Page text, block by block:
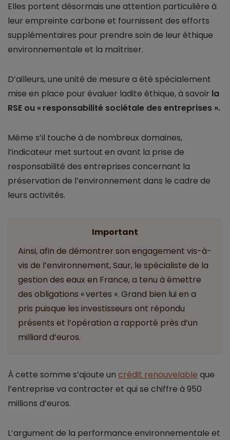
Elles portent désormais une attention particulière à
leur empreinte carbone et fournissent des efforts
supplémentaires pour prendre soin de leur éthique
environnementale et la maîtriser.
D’ailleurs, une unité de mesure a été spécialement
mise en place pour évaluer ladite éthique, à savoir la
RSE ou « responsabilité sociétale des entreprises ».
Même s’il touche à de nombreux domaines,
l’indicateur met surtout en avant la prise de
responsabilité des entreprises concernant la
préservation de l’environnement dans le cadre de
leurs activités.
Important
Ainsi, afin de démontrer son engagement vis-à-
vis de l’environnement, Saur, le spécialiste de la
gestion des eaux en France, a tenu à émettre
des obligations « vertes ». Grand bien lui en a
pris puisque les investisseurs ont répondu
présents et l’opération a rapporté près d’un
milliard d’euros.
À cette somme s’ajoute un crédit renouvelable que
l’entreprise va contracter et qui se chiffre à 950
millions d’euros.
L’argument de la performance environnementale et